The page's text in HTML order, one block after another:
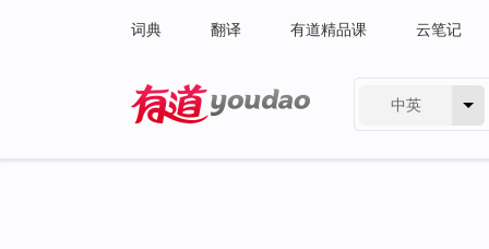
词典 翻译 有道精品课 云笔记
中英